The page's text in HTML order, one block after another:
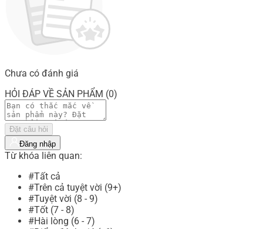
Chưa có đánh giá
HỎI ĐÁP VỀ SẢN PHẨM (0)
Đặt câu hỏi
Đăng nhập
Từ khóa liên quan:
#Tất cả
#Trên cả tuyệt vời (9+)
#Tuyệt vời (8 - 9)
#Tốt (7 - 8)
#Hài lòng (6 - 7)